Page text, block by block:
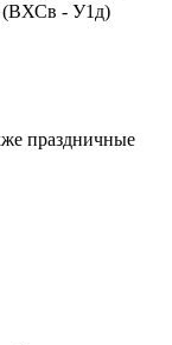
(ВХСв - У1д)
праздничные